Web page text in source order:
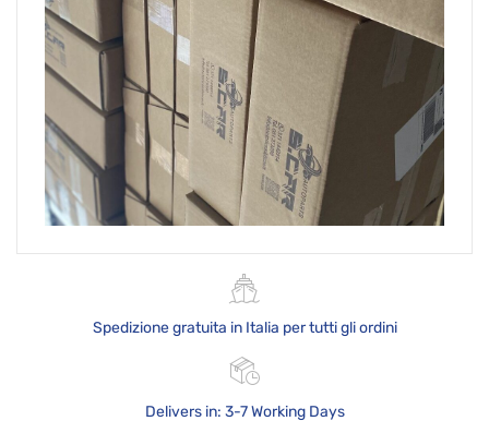
Spedizione gratuita in Italia per tutti gli ordini
Delivers in: 3-7 Working Days